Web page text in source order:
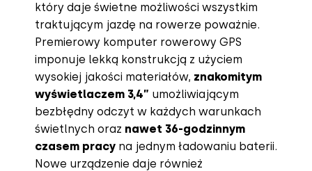
który daje świetne możliwości wszystkim
traktującym jazdę na rowerze poważnie.
Premierowy komputer rowerowy GPS
imponuje lekką konstrukcją z użyciem
wysokiej jakości materiałów, znakomitym
wyświetlaczem 3,4” umożliwiającym
bezbłędny odczyt w każdych warunkach
świetlnych oraz nawet 36-godzinnym
czasem pracy na jednym ładowaniu baterii.
Nowe urządzenie daje również